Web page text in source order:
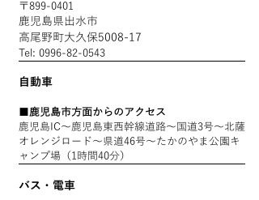
〒899-0401
鹿児島県出水市
高尾野町大久保5008-17
Tel: 0996-82-0543
自動車
鹿児島市方面からのアクセス
鹿児島IC～鹿児島東西幹線道路～国道3号～北薩
オレンジロード～県道46号～たかのやま公園キ
ャンプ場（1時間40分）
バス・電車